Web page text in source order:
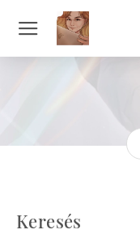
Keresés